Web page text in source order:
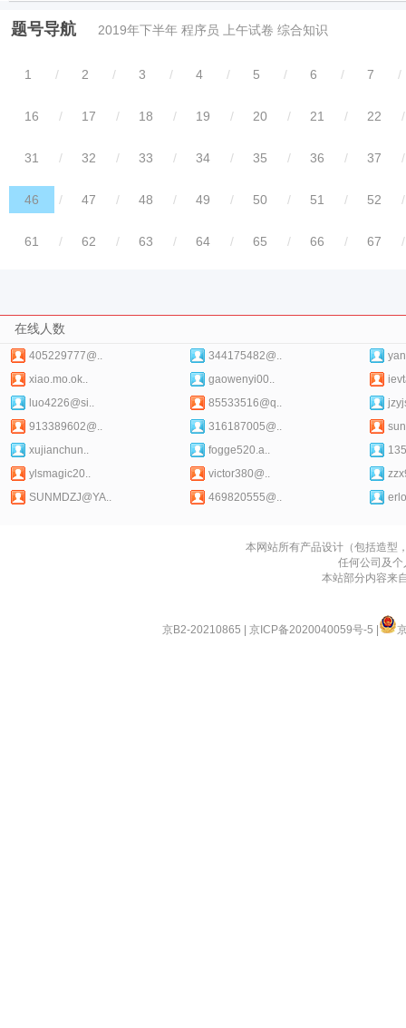
题号导航 2019年下半年 程序员 上午试卷 综合知识
1 / 2 / 3 / 4 / 5 / 6 / 7 /
16 / 17 / 18 / 19 / 20 / 21 / 22 /
31 / 32 / 33 / 34 / 35 / 36 / 37 /
46 / 47 / 48 / 49 / 50 / 51 / 52 /
61 / 62 / 63 / 64 / 65 / 66 / 67 /
在线人数
405229777@.. 344175482@..
xiao.mo.ok..
gaowenyi00..
luo4226@si..
85533516@q..
913389602@..
316187005@..
xujianchun..
fogge520.a..
ylsmagic20..
victor380@..
SUNMDZJ@YA..
469820555@..
本网站所有产品设计（包括造型
任何公司及
本站部分内容来
京B2-20210865 京ICP备2020040059号-5